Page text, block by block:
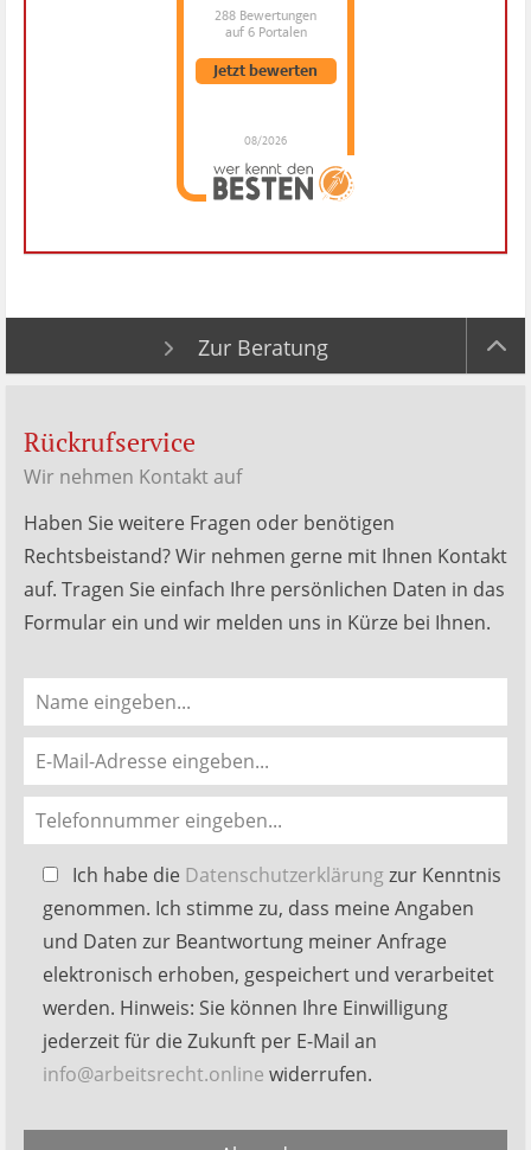
288 Bewertungen
auf 6 Portalen
08/2026
Jetzt bewerten
Dr. Hubert Menken
hat4.88 von5
MenkenBewertungen
Zur Beratung
Rückrufservice
Wir nehmen Kontakt auf
Haben Sie weitere Fragen oder benötigen
Rechtsbeistand? Wir nehmen gerne mit Ihnen Kontakt
auf. Tragen Sie einfach Ihre persönlichen Daten in das
Formular ein und wir melden uns in Kürze bei Ihnen.
Bitte
lasse
dieses
Feld
leer.
Ich habe die Datenschutzerklärungzur Kenntnis
genommen. Ich stimme zu, dass meine Angaben
und Daten zur Beantwortung meiner Anfrage
elektronisch erhoben, gespeichert und verarbeitet
werden. Hinweis: Sie können Ihre Einwilligung
jederzeit für die Zukunft per E-Mail an
info@arbeitsrecht.online widerrufen.